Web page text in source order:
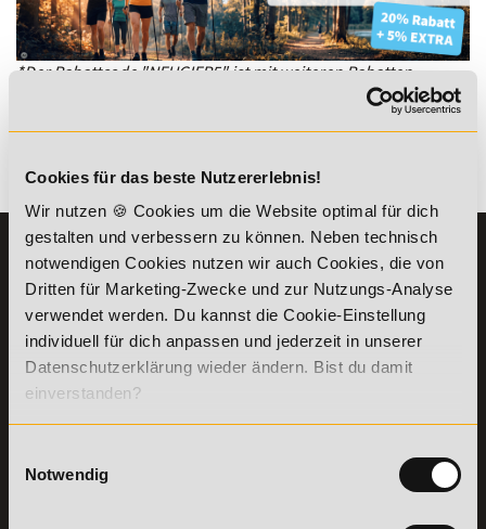
Cookies für das beste Nutzererlebnis!
Wir nutzen 🍪 Cookies um die Website optimal für dich
gestalten und verbessern zu können. Neben technisch
notwendigen Cookies nutzen wir auch Cookies, die von
Dritten für Marketing-Zwecke und zur Nutzungs-Analyse
verwendet werden. Du kannst die Cookie-Einstellung
individuell für dich anpassen und jederzeit in unserer
Datenschutzerklärung wieder ändern. Bist du damit
einverstanden?
Notwendig
*Der Rabattcode "NEUGIER5" ist mit weiteren Rabatten
Es gibt keine Einträge mit diesem Anfangsbuchstaben.
KONTAKT
07191-22987-0
WhatsApp:
+49 (0) 7191 9513201
Willy-Brandt-Platz 2
Aus dem Ausland:
INFORMATIONEN
Die Academy
Lehr- und
Lernmethoden
PreisFAIRsprechen
Bring a Friend